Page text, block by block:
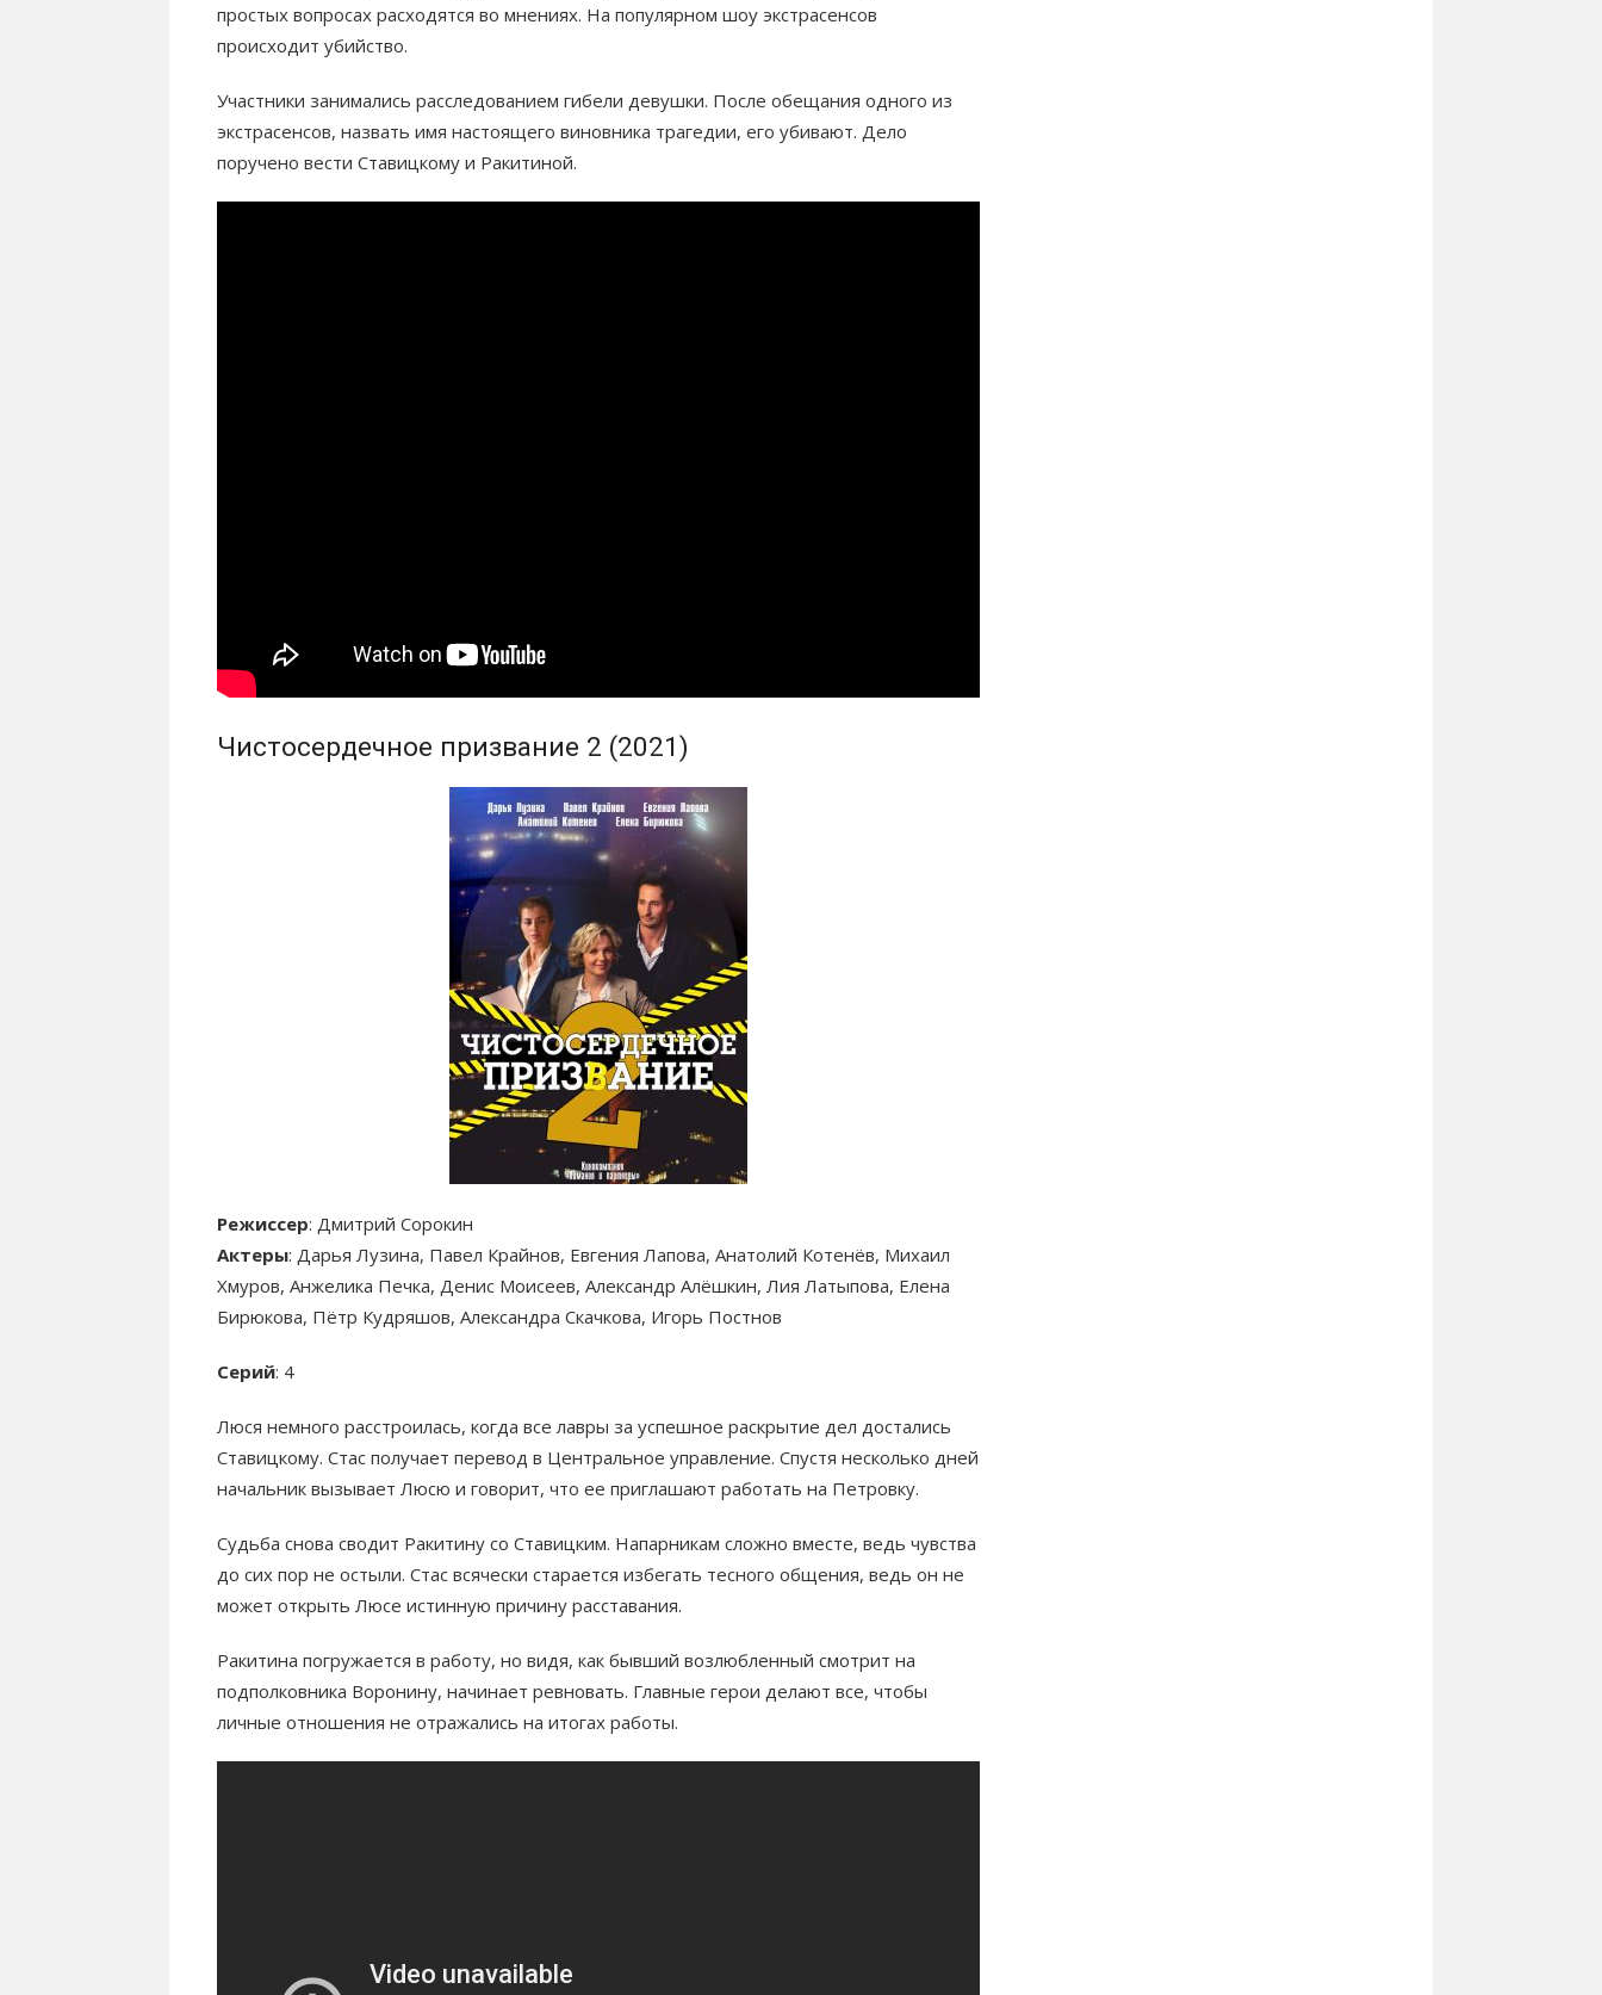
простых вопросах расходятся во мнениях. На популярном шоу экстрасенсов
происходит убийство.
Участники занимались расследованием гибели девушки. После обещания одного из
экстрасенсов, назвать имя настоящего виновника трагедии, его убивают. Дело
поручено вести Ставицкому и Ракитиной.
Чистосердечное призвание 2 (2021)
Режиссер: Дмитрий Сорокин
Актеры: Дарья Лузина, Павел Крайнов, Евгения Лапова, Анатолий Котенёв, Михаил
Хмуров, Анжелика Печка, Денис Моисеев, Александр Алёшкин, Лия Латыпова, Елена
Бирюкова, Пётр Кудряшов, Александра Скачкова, Игорь Постнов
Серий: 4
Люся немного расстроилась, когда все лавры за успешное раскрытие дел достались
Ставицкому. Стас получает перевод в Центральное управление. Спустя несколько дней
начальник вызывает Люсю и говорит, что ее приглашают работать на Петровку.
Судьба снова сводит Ракитину со Ставицким. Напарникам сложно вместе, ведь чувства
до сих пор не остыли. Стас всячески старается избегать тесного общения, ведь он не
может открыть Люсе истинную причину расставания.
Ракитина погружается в работу, но видя, как бывший возлюбленный смотрит на
подполковника Воронину, начинает ревновать. Главные герои делают все, чтобы
личные отношения не отражались на итогах работы.